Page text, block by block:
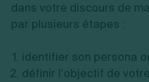
dans votre discours de
par plusieurs étapes :
identifier son persona
définir l’objectif de